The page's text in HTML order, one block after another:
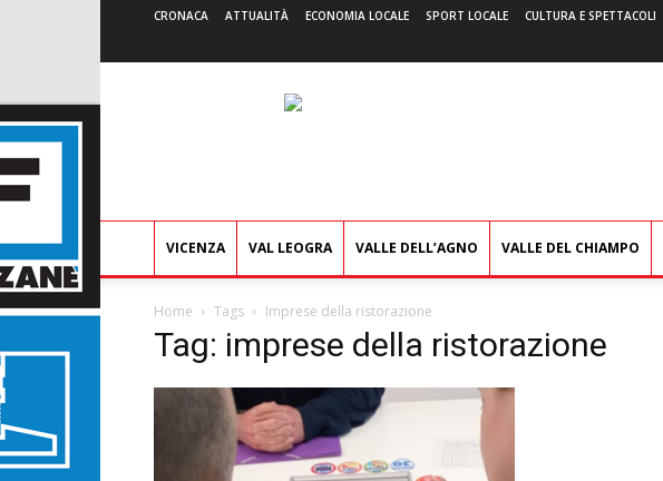
CRONACA ATTUALITÀ ECONOMIA LOCALE SPORT LOCALE CULTURA E SPETTACOLI
VICENZA VAL LEOGRA VALLE DELL’AGNO VALLE DEL CHIAMPO
Home Tags Imprese della ristorazione
Tag: imprese della ristorazione